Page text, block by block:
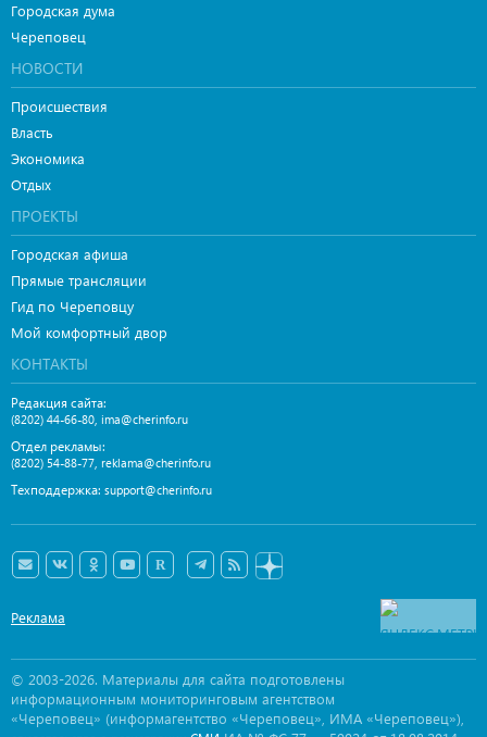
Городская дума
Череповец
НОВОСТИ
Происшествия
Власть
Экономика
Отдых
ПРОЕКТЫ
Городская афиша
Прямые трансляции
Гид по Череповцу
Мой комфортный двор
КОНТАКТЫ
Редакция сайта:
(8202) 44-66-80, ima@cherinfo.ru
Отдел рекламы:
(8202) 54-88-77, reklama@cherinfo.ru
Техподдержка: support@cherinfo.ru
Реклама
© 2003-2026. Материалы для сайта подготовлены
информационным мониторинговым агентством
«Череповец» (информагентство «Череповец», ИМА «Череповец»),